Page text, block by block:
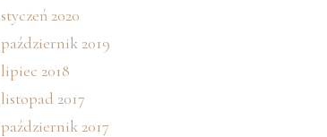
styczeń 2020
październik 2019
lipiec 2018
listopad 2017
październik 2017